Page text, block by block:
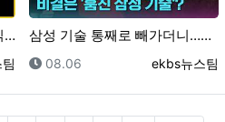
[사사건건] "개정 형소법 안 읽어봤다"…이 대통령 발… 삼성 기술 통째로 빼가더니…이제 삼전닉스 노리는 중국?…
등록일
08.06 등록자
ekbs뉴스팀